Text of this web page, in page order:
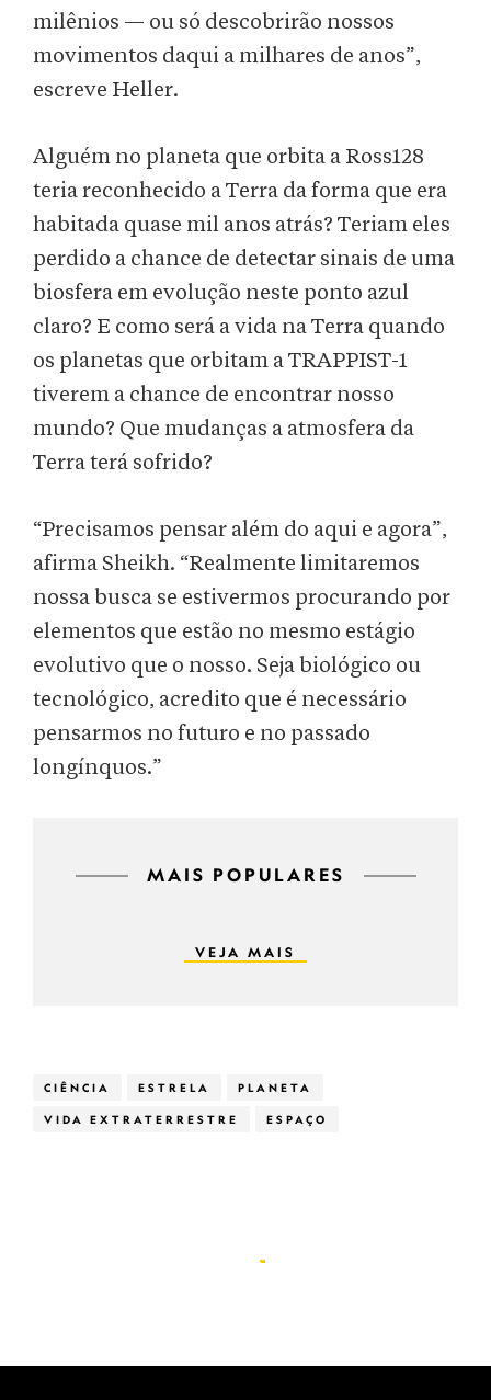
milênios — ou só descobrirão nossos
movimentos daqui a milhares de anos”,
escreve Heller.
Alguém no planeta que orbita a Ross128
teria reconhecido a Terra da forma que era
habitada quase mil anos atrás? Teriam eles
perdido a chance de detectar sinais de uma
biosfera em evolução neste ponto azul
claro? E como será a vida na Terra quando
os planetas que orbitam a TRAPPIST-1
tiverem a chance de encontrar nosso
mundo? Que mudanças a atmosfera da
Terra terá sofrido?
“Precisamos pensar além do aqui e agora”,
afirma Sheikh. “Realmente limitaremos
nossa busca se estivermos procurando por
elementos que estão no mesmo estágio
evolutivo que o nosso. Seja biológico ou
tecnológico, acredito que é necessário
pensarmos no futuro e no passado
longínquos.”
MAIS POPULARES
VEJA MAIS
CIÊNCIA ESTRELA PLANETA
VIDA EXTRATERRESTRE ESPAÇO